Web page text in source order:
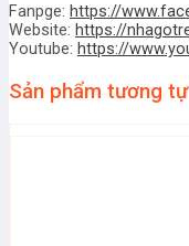
Fanpge: https://
Website: https://
Youtube: https://
Sản phẩm tương tự